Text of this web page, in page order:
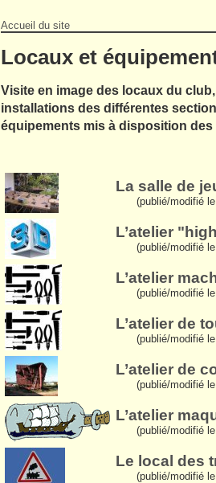
Accueil du site
Locaux et
Visite en image des locaux du
installations des différentes
équipements mis à disposition des
La salle de
(publié/modifié
L’atelier
(publié/modifié
L’atelier
(publié/modifié
L’atelier de
(publié/modifié
L’atelier de
(publié/modifié
L’atelier
(publié/modifié
Le local des
(publié/modifié